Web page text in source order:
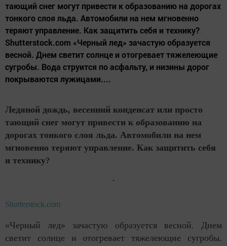
тающий снег могут привести к образованию на дорогах
тонкого слоя льда. Автомобили на нем мгновенно
теряют управление. Как защитить себя и технику?
Shutterstock.com «Черный лед» зачастую образуется
весной. Днем светит солнце и отогревает тяжелеющие
сугробы. Вода струится по асфальту, и низины дорог
покрываются лужицами....
Ледяной дождь, весенний конденсат или просто
тающий снег могут привести к образованию на
дорогах тонкого слоя льда. Автомобили на нем
мгновенно теряют управление. Как защитить себя
и технику?
Shutterstock.com
«Черный лед» зачастую образуется весной. Днем
светит солнце и отогревает тяжелеющие сугробы.